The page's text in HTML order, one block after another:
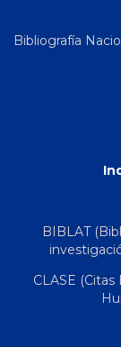
Bibliografía
BIBLAT
CLASE